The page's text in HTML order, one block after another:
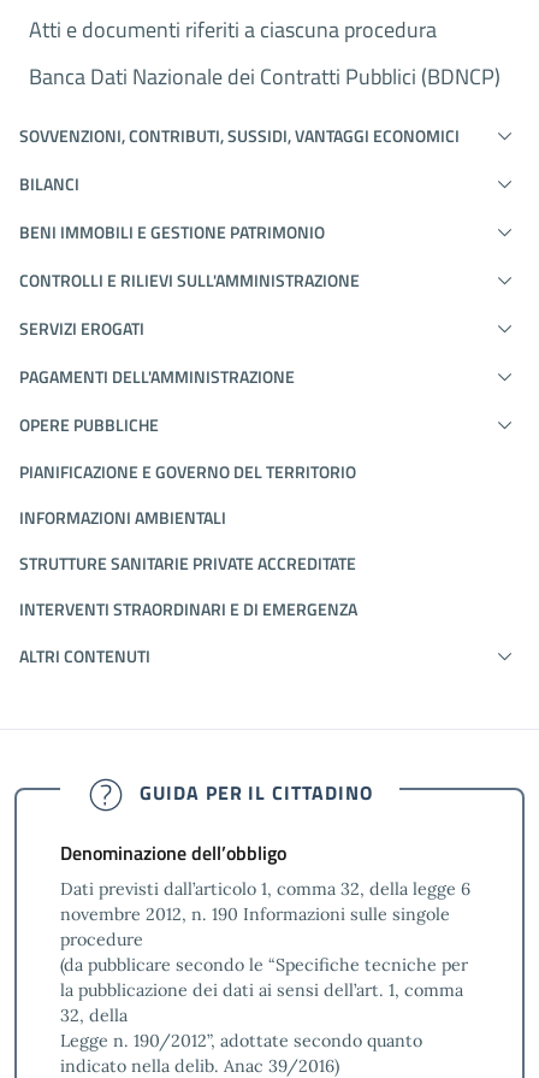
Atti e documenti riferiti a ciascuna procedura
Banca Dati Nazionale dei Contratti Pubblici (BDNCP)
SOVVENZIONI, CONTRIBUTI, SUSSIDI, VANTAGGI ECONOMICI
BILANCI
BENI IMMOBILI E GESTIONE PATRIMONIO
CONTROLLI E RILIEVI SULL'AMMINISTRAZIONE
SERVIZI EROGATI
PAGAMENTI DELL'AMMINISTRAZIONE
OPERE PUBBLICHE
PIANIFICAZIONE E GOVERNO DEL TERRITORIO
INFORMAZIONI AMBIENTALI
STRUTTURE SANITARIE PRIVATE ACCREDITATE
INTERVENTI STRAORDINARI E DI EMERGENZA
ALTRI CONTENUTI
GUIDA PER IL CITTADINO
Denominazione dell’obbligo
Dati previsti dall’articolo 1, comma 32, della legge 6
novembre 2012, n. 190 Informazioni sulle singole
procedure
(da pubblicare secondo le “Specifiche tecniche per
la pubblicazione dei dati ai sensi dell’art. 1, comma
32, della
Legge n. 190/2012”, adottate secondo quanto
indicato nella delib. Anac 39/2016)